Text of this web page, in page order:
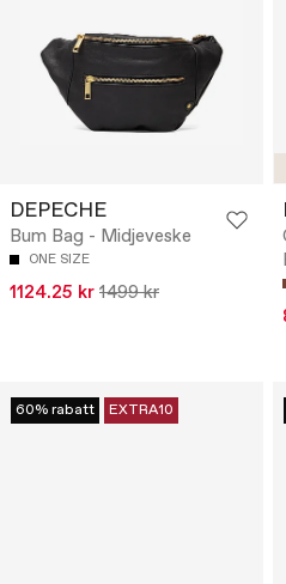
DEPECHE
Bum Bag - Midjeveske
ONE SIZE
1124.25 kr 1499 kr
60% rabatt EXTRA10